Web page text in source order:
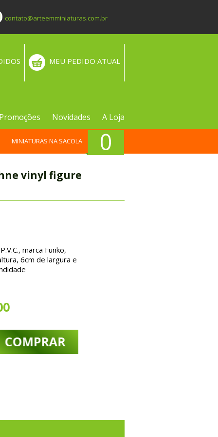
contato@arteemminiaturas.com.br
MEU PEDIDO ATUAL
Promoções Novidades A Loja
0
MINIATURAS NA SACOLA
vinyl figure
marca Funko,
6cm de largura e